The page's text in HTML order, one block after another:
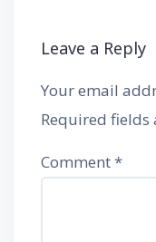
Leave a Reply
Your email
Required fields
Comment*